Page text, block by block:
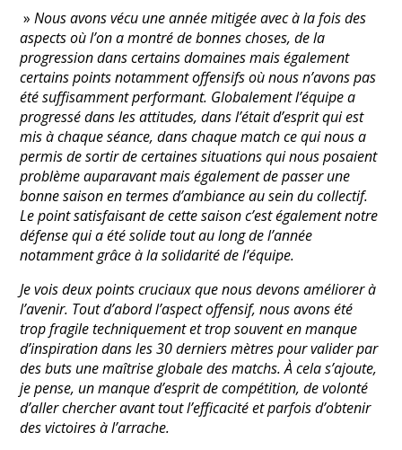
»Nous avons vécu une année mitigée avec à la fois des
aspects où l’on a montré de bonnes choses, de la
progression dans certains domaines mais également
certains points notamment offensifs où nous n’avons pas
été suffisamment performant. Globalement l’équipe a
progressé dans les attitudes, dans l’était d’esprit qui est
mis à chaque séance, dans chaque match ce qui nous a
permis de sortir de certaines situations qui nous posaient
problème auparavant mais également de passer une
bonne saison en termes d’ambiance au sein du collectif.
Le point satisfaisant de cette saison c’est également notre
défense qui a été solide tout au long de l’année
notamment grâce à la solidarité de l’équipe.
Je vois deux points cruciaux que nous devons améliorer à
l’avenir. Tout d’abord l’aspect offensif, nous avons été
trop fragile techniquement et trop souvent en manque
d’inspiration dans les 30 derniers mètres pour valider par
des buts une maîtrise globale des matchs. À cela s’ajoute,
je pense, un manque d’esprit de compétition, de volonté
d’aller chercher avant tout l’efficacité et parfois d’obtenir
des victoires à l’arrache.